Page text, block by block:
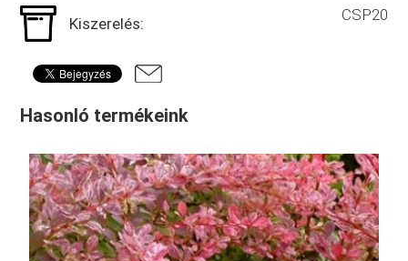
Kiszerelés: CSP20
Hasonló termékeink